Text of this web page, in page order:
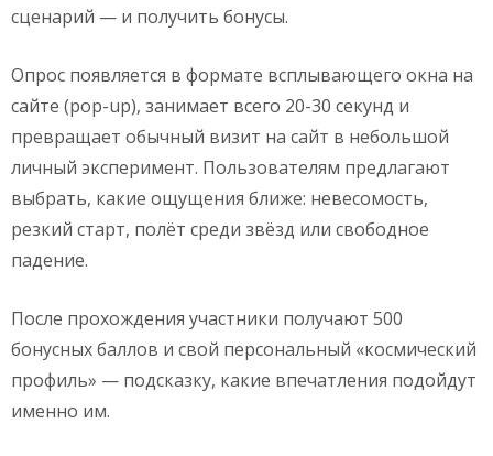
сценарий — и получить бонусы.
Опрос появляется в формате всплывающего окна на
сайте (pop-up), занимает всего 20-30 секунд и
превращает обычный визит на сайт в небольшой
личный эксперимент. Пользователям предлагают
выбрать, какие ощущения ближе: невесомость,
резкий старт, полёт среди звёзд или свободное
падение.
После прохождения участники получают 500
бонусных баллов и свой персональный «космический
профиль» — подсказку, какие впечатления подойдут
именно им.